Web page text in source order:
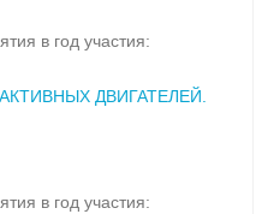
в год участия:
ДВИГАТЕЛЕЙ.
в год участия: